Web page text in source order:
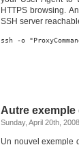
HTTPS browsing.
SSH server
ssh -o
Autre exemple
Sunday, April 20th, 2008
Un nouvel exemple